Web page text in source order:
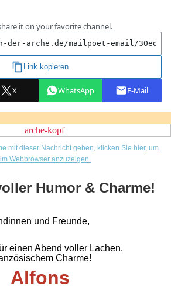
mit dieser Nachricht geben, klicken Sie hier, um
Webbrowser anzuzeigen.
Humor & Charme!
und Freunde,
einen Abend voller Lachen,
Charme!
Alfons